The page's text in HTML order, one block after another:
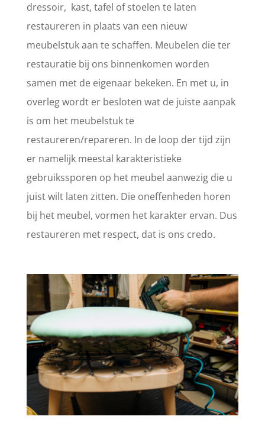
dressoir, kast, tafel of stoelen te laten
restaureren in plaats van een nieuw
meubelstuk aan te schaffen. Meubelen die ter
restauratie bij ons binnenkomen worden
samen met de eigenaar bekeken. En met u, in
overleg wordt er besloten wat de juiste aanpak
is om het meubelstuk te
restaureren/repareren. In de loop der tijd zijn
er namelijk meestal karakteristieke
gebruikssporen op het meubel aanwezig die u
juist wilt laten zitten. Die oneffenheden horen
bij het meubel, vormen het karakter ervan. Dus
restaureren met respect, dat is ons credo.